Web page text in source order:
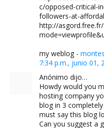
c/opposed-critical-
followers-at-
http://
my weblog -
7:34 p.m., junio 01,
Anónimo dijo…
Howdy would you
hosting company
blog in 3
must say this blog
Can you suggest a